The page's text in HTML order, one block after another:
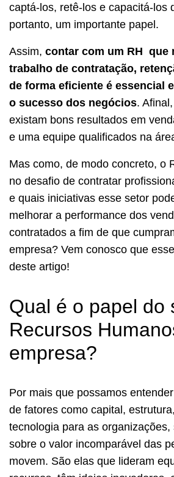
captá-los, retê-los e capacitá-los
portanto, um importante papel.
Assim, contar com um RH que
trabalho de contratação,
de forma eficiente é essencial
o sucesso dos negócios.
existam bons resultados em
e uma equipe qualificados na
Mas como, de modo concreto, o
no desafio de contratar
e quais iniciativas esse setor
melhorar a performance dos
contratados a fim de que
empresa? Vem conosco que
deste artigo!
Qual é o papel do
Recursos
empresa?
Por mais que possamos
de fatores como capital,
tecnologia para as
sobre o valor incomparável das
movem. São elas que lideram